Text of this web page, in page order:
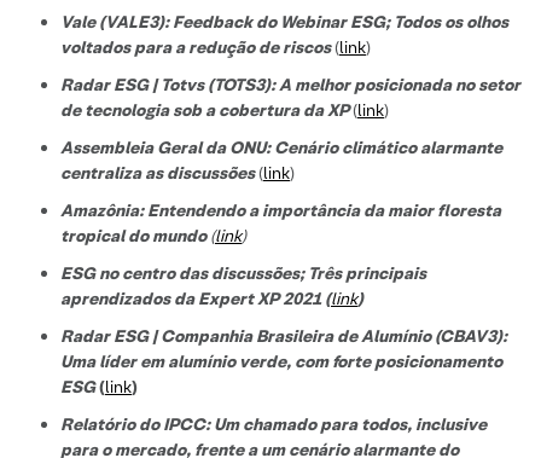
Vale (VALE3): Feedback do Webinar ESG; Todos os olhos
voltados para a redução de riscos(link)
Radar ESG | Totvs (TOTS3): A melhor posicionada no setor
de tecnologia sob a cobertura da XP(link)
Assembleia Geral da ONU: Cenário climático alarmante
centraliza as discussões(link)
Amazônia: Entendendo a importância da maior floresta
tropical do mundo (link)
ESG no centro das discussões; Três principais
aprendizados da Expert XP 2021 (link)
Radar ESG | Companhia Brasileira de Alumínio (CBAV3):
Uma líder em alumínio verde, com forte posicionamento
ESG(link)
Relatório do IPCC: Um chamado para todos, inclusive
para o mercado, frente a um cenário alarmante do